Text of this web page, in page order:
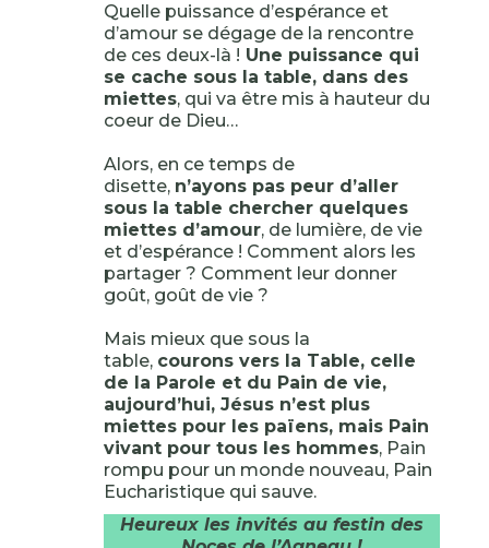
Quelle puissance d’espérance et
d’amour se dégage de la rencontre
de ces deux-là ! Une puissance qui
se cache sous la table, dans des
miettes, qui va être mis à hauteur du
coeur de Dieu…
Alors, en ce temps de
disette, n’ayons pas peur d’aller
sous la table chercher quelques
miettes d’amour, de lumière, de vie
et d’espérance ! Comment alors les
partager ? Comment leur donner
goût, goût de vie ?
Mais mieux que sous la
table, courons vers la Table, celle
de la Parole et du Pain de vie,
aujourd’hui, Jésus n’est plus
miettes pour les païens, mais Pain
vivant pour tous les hommes, Pain
rompu pour un monde nouveau, Pain
Eucharistique qui sauve.
Heureux les invités au festin des